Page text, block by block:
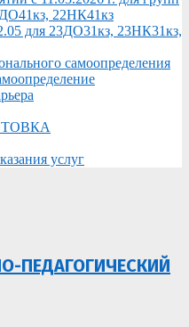
22НК41кз
для 23ДО31кз, 23НК31кз,
самоопределения
услуг
ПЕДАГОГИЧЕСКИЙ